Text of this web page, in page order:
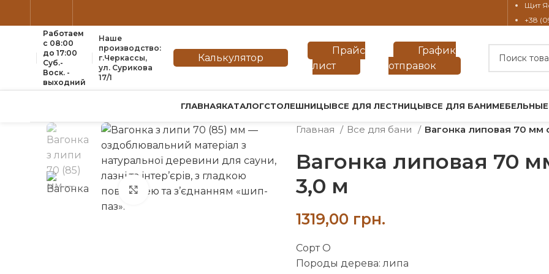
Щит
+38
Работаем
с 08:00
до 17:00
Суб.-
Воск. -
выходний
Наше
производство:
г.Черкассы,
ул. Сурикова
17/1
Калькулятор
Прайс
лист
График
отправок
ГЛАВНАЯКАТАЛОГСТОЛЕШНИЦЫВСЕ ДЛЯ ЛЕСТНИЦЫВСЕ ДЛЯ БАНИ
нажмите, чтобы увеличить
Главная Все для бани Вагонка липовая 70
Вагонка липовая 70
3,0 м
грн.
Сорт О
Породы дерева: липа